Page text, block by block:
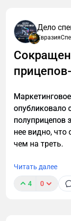
европлатформу
требующих
Дело
опубликовало
полуприцепов
нее видно, что
чем на треть.
Читать далее
4 0